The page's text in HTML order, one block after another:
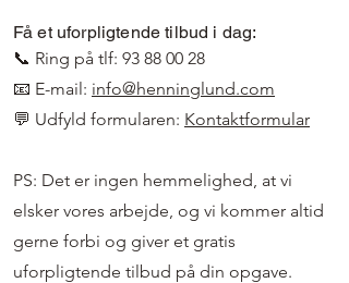
Få et uforpligtende tilbud i dag:
📞 Ring på tlf: 93 88 00 28
📧 E-mail: info@henninglund.com
💬 Udfyld formularen: Kontaktformular
PS: Det er ingen hemmelighed, at vi
elsker vores arbejde, og vi kommer altid
gerne forbi og giver et gratis
uforpligtende tilbud på din opgave.